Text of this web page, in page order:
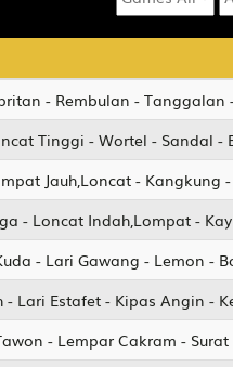
- Rembulan - Tanggalan
Tinggi - Wortel - Sandal -
Jauh,Loncat - Kangkung
- Loncat Indah,Lompat -
- Lari Gawang - Lemon -
- Lari Estafet - Kipas Angin -
- Lempar Cakram -